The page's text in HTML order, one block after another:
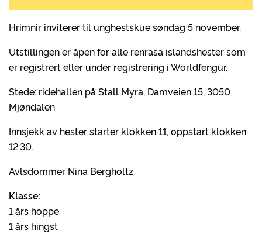
Hrimnir inviterer til unghestskue søndag 5 november.
Utstillingen er åpen for alle renrasa islandshester som
er registrert eller under registrering i Worldfengur.
Stede: ridehallen på Stall Myra, Damveien 15, 3050
Mjøndalen
Innsjekk av hester starter klokken 11, oppstart klokken
12:30.
Avlsdommer Nina Bergholtz
Klasse:
1 års hoppe
1 års hingst